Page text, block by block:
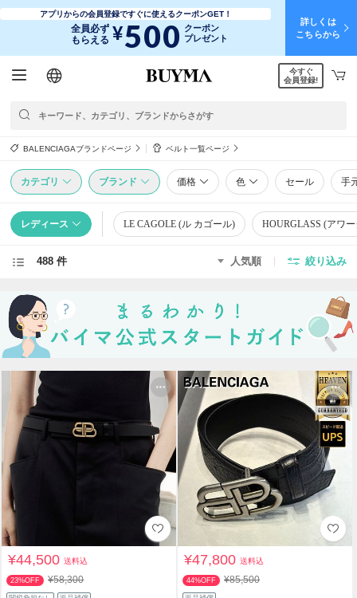
アプリからの会員登録ですぐに使えるクーポンGET！
全員必ず
もらえる ¥500 クーポン
プレゼント
詳しくは
こちらから
日本語
English
简体中文
繁體中文
今すぐ
会員登録!
BALENCIAGAブランドページ ベルト一覧ページ
カテゴリ ブランド 価格 色 セール 手
レディース LE CAGOLE (ル カゴール) HOURGLASS (アワ
488 件 人気順 絞り込み
¥44,500送料込
23%OFF ¥58,300
¥47,800送料込
44%OFF ¥85,500